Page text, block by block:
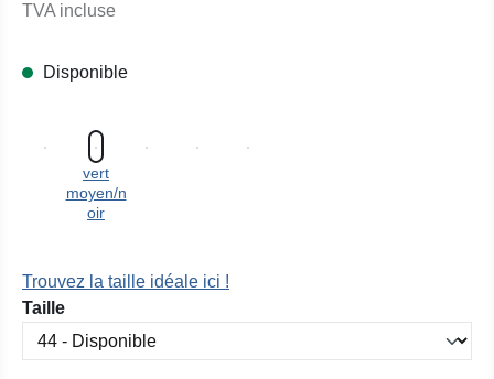
TVA incluse
Disponible
vert
moyen/n
oir
Trouvez la taille idéale ici !
Sélectionnez
Taille